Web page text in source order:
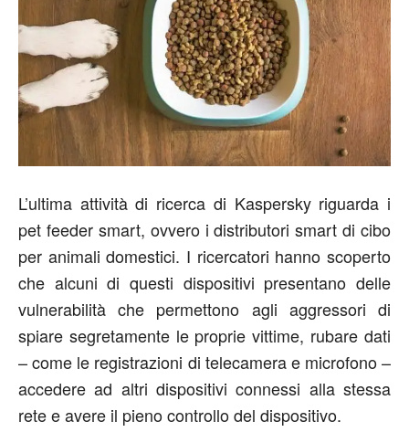
L’ultima attività di ricerca di Kaspersky riguarda i
pet feeder smart, ovvero i distributori smart di cibo
per animali domestici. I ricercatori hanno scoperto
che alcuni di questi dispositivi presentano delle
vulnerabilità che permettono agli aggressori di
spiare segretamente le proprie vittime, rubare dati
– come le registrazioni di telecamera e microfono –
accedere ad altri dispositivi connessi alla stessa
rete e avere il pieno controllo del dispositivo.